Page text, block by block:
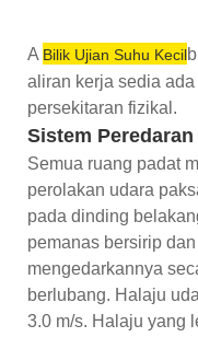
A Bilik Ujian Suhu Kecil
aliran kerja sedia
persekitaran fizikal.
Sistem Peredaran
Semua ruang padat
perolakan udara
pada dinding
pemanas bersirip
mengedarkannya
berlubang. Halaju
3.0 m/s. Halaju yang